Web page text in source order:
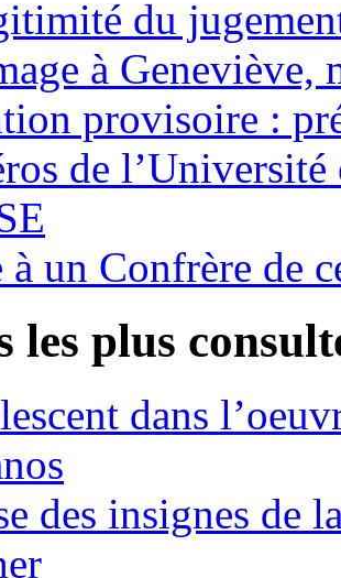
du
à Geneviève,
provisoire :
de
à un Confrère de
les plus
dans
des insignes de